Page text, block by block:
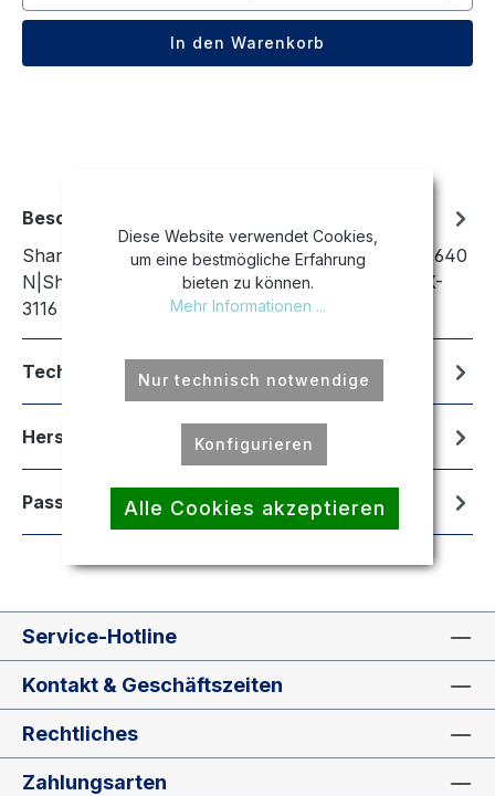
In den Warenkorb
Beschreibung
Sharp MX-2610 N|Sharp MX-2615 N|Sharp MX-2640
N|Sharp MX-3110 N|Sharp MX-3115 N|Sharp MX-
3116 N|Sharp MX-3140 N|Sharp MX-360…
Technische Daten
Hersteller
Passend für
Service-Hotline
Kontakt & Geschäftszeiten
Rechtliches
Zahlungsarten
Diese Website verwendet Cookies,
um eine bestmögliche Erfahrung
bieten zu können.
Mehr Informationen ...
Nur technisch notwendige
Konfigurieren
Alle Cookies akzeptieren